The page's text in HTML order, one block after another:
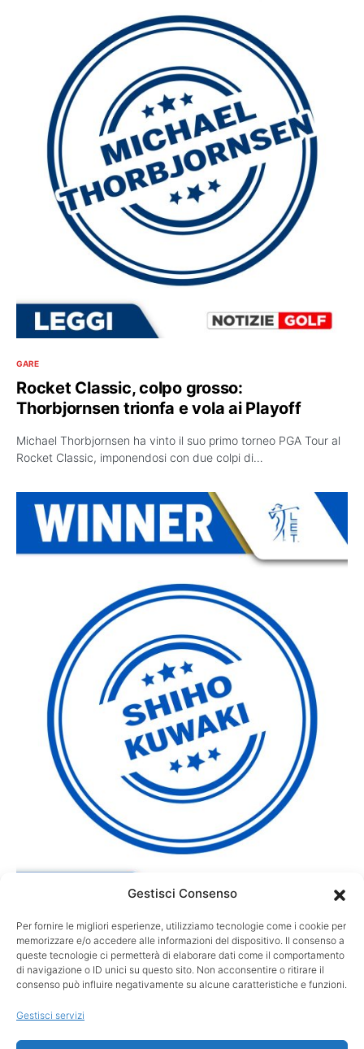
Gestisci Consenso
Per fornire le migliori esperienze, utilizziamo tecnologie come i cookie per
memorizzare e/o accedere alle informazioni del dispositivo. Il consenso a
queste tecnologie ci permetterà di elaborare dati come il comportamento
di navigazione o ID unici su questo sito. Non acconsentire o ritirare il
consenso può influire negativamente su alcune caratteristiche e funzioni.
Gestisci servizi
GARE
Rocket Classic, colpo grosso:
Thorbjornsen trionfa e vola ai Playoff
Michael Thorbjornsen ha vinto il suo primo torneo PGA Tour al
Rocket Classic, imponendosi con due colpi di…
GARE
Kuwaki regina a Royal Lytham: suo l’AIG
Women’s Open al playoff
Shiho Kuwaki è la nuova campionessa dell’AIG Women’s Open.